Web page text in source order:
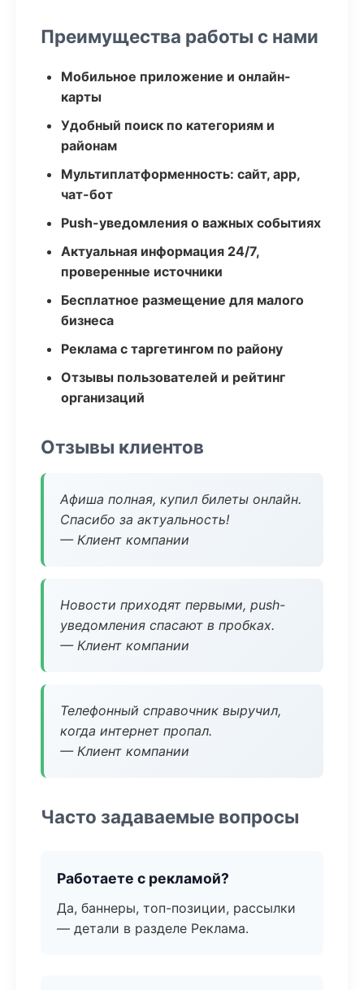
Преимущества работы с нами
Мобильное приложение и онлайн-
карты
Удобный поиск по категориям и
районам
Мультиплатформенность: сайт, app,
чат-бот
Push-уведомления о важных событиях
Актуальная информация 24/7,
проверенные источники
Бесплатное размещение для малого
бизнеса
Реклама с таргетингом по району
Отзывы пользователей и рейтинг
организаций
Отзывы клиентов
Афиша полная, купил билеты онлайн.
Спасибо за актуальность!
— Клиент компании
Новости приходят первыми, push-
уведомления спасают в пробках.
— Клиент компании
Телефонный справочник выручил,
когда интернет пропал.
— Клиент компании
Часто задаваемые вопросы
Работаете с рекламой?
Да, баннеры, топ-позиции, рассылки
— детали в разделе Реклама.